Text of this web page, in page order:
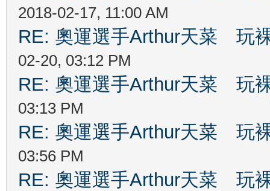
2018-02-17, 11:00 AM
RE: 奧運選手Arthur天菜 玩
02-20, 03:12 PM
RE: 奧運選手Arthur天菜 玩
03:13 PM
RE: 奧運選手Arthur天菜 玩
03:56 PM
RE: 奧運選手Arthur天菜 玩